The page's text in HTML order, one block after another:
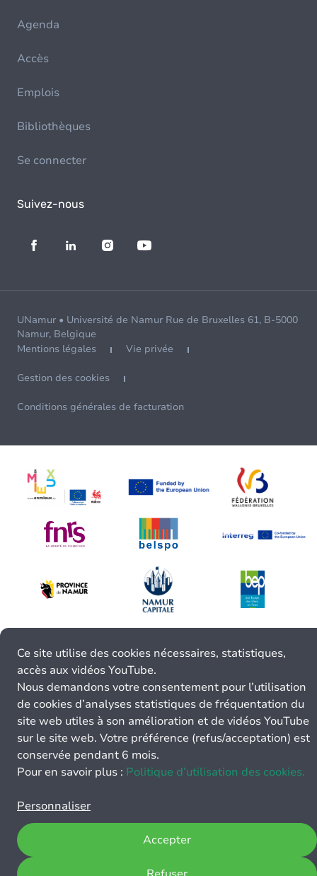
Agenda
Accès
Emplois
Bibliothèques
Se connecter
Suivez-nous
UNamur • Université de Namur Rue de Bruxelles 61, B-5000
Namur, Belgique
Mentions légales
Vie privée
Gestion des cookies
Conditions générales de facturation
Ce site utilise des cookies nécessaires, statistiques,
accès aux vidéos YouTube.
Nous demandons votre consentement pour l’utilisation
de cookies d’analyses statistiques de fréquentation du
site web utiles à son amélioration et de vidéos YouTube
sur le site web. Votre préférence (refus/acceptation) est
conservée pendant 6 mois.
Pour en savoir plus : Politique d’utilisation des cookies.
Personnaliser
Accepter